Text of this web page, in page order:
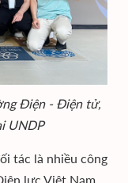
Điện - Điện tử,
UNDP
tác là nhiều công
lực Việt Nam